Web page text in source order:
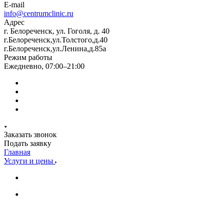
E-mail
info@centrumclinic.ru
Адрес
г. Белореченск, ул. Гоголя, д. 40
г.Белореченск,ул.Толстого,д.40
г.Белореченск,ул.Ленина,д.85а
Режим работы
Ежедневно, 07:00–21:00
Заказать звонок
Подать заявку
Главная
Услуги и цены